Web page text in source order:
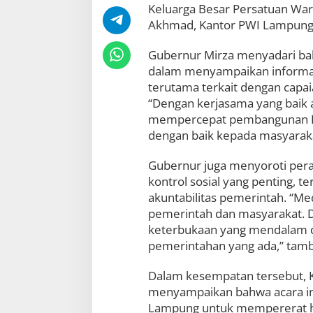
n
g
a
n
L
m
p
u
d
i
A
c
r
a
W
Keluarga Besar Persatuan
Akhmad, Kantor PWI
Gubernur Mirza menyadari
dalam menyampaikan
terutama terkait dengan
“Dengan kerjasama yang
mempercepat pembangunan
dengan baik kepada
Gubernur juga menyoroti
kontrol sosial yang penting,
akuntabilitas pemerintah.
pemerintah dan masyarakat.
keterbukaan yang
pemerintahan yang ada,”
Dalam kesempatan tersebut,
menyampaikan bahwa acara
Lampung untuk mempererat